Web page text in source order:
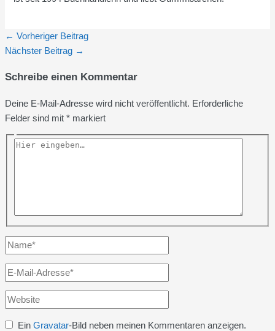
← Vorheriger Beitrag
Nächster Beitrag →
Schreibe einen Kommentar
Deine E-Mail-Adresse wird nicht veröffentlicht. Erforderliche
Felder sind mit *markiert
Hier
Name*
E-
Mail-
Adresse*
Website
Ein Gravatar-Bild neben meinen Kommentaren anzeigen.